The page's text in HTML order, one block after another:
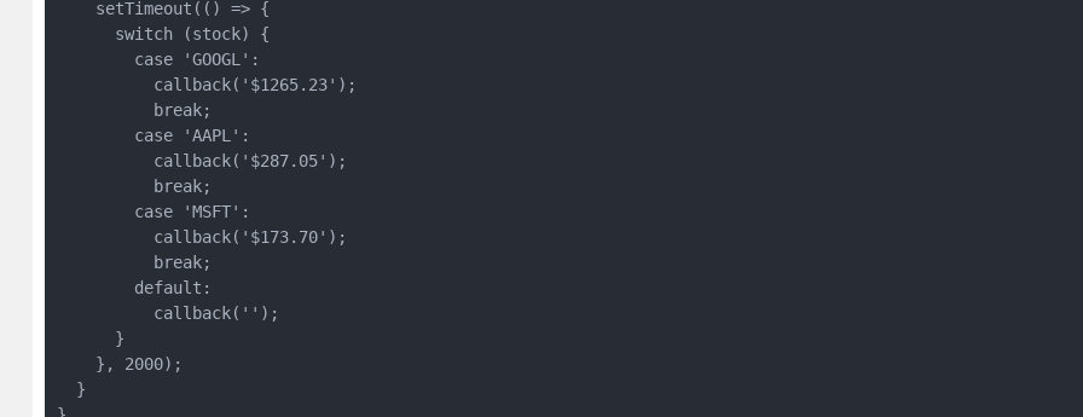
    setTimeout(() => {
      switch (stock) {
        case 'GOOGL':
          callback('$1265.23');
          break;
        case 'AAPL':
          callback('$287.05');
          break;
        case 'MSFT':
          callback('$173.70');
          break;
        default:
          callback('');
      }
    }, 2000);
  }